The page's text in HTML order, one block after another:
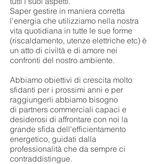
Saper gestire in maniera corretta
l'energia che utilizziamo nella nostra
vita quotidiana in tutte le sue forme
(riscaldamento, utenze elettriche etc) è
un atto di civiltà e di amore nei
confronti del nostro ambiente.
Abbiamo obiettivi di crescita molto
sfidanti per i prossimi anni e per
raggiungerli abbiamo bisogno
di partners commerciali capaci e
desiderosi di affrontare con noi la
grande sfida dell'efficientamento
energetico, guidati dalla
professionalità che da sempre ci
contraddistingue.